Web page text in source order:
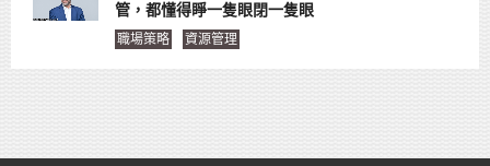
管，都懂得睜一隻眼閉一隻眼
職場策略 資源管理